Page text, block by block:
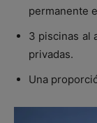
permanente
3 piscinas al
privadas.
Una